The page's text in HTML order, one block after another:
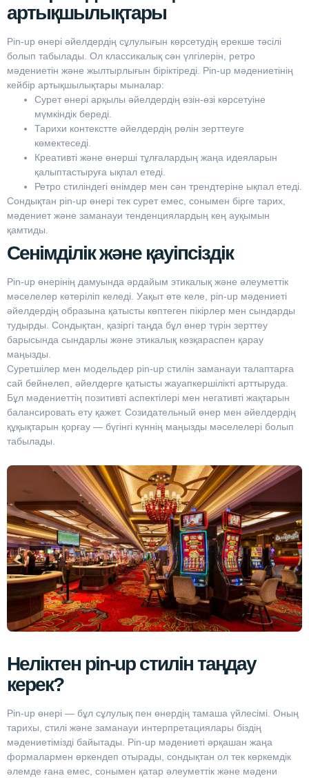
артықшылықтары
Pin-up өнері әйелдердің сұлулығын көрсетудің ерекше тәсілі
болып табылады. Ол классикалық сән үлгілерін, ретро
мәдениетін және жылтырлығын біріктіреді. Pin-up мәдениетінің
кейбір артықшылықтары мыналар:
Сурет өнері арқылы әйелдердің өзін-өзі көрсетуіне
мүмкіндік береді.
Тарихи контекстте әйелдердің рөлін зерттеуге
көмектеседі.
Креативті және өнерші тұлғалардың жаңа идеяларын
қалыптастыруға ықпал етеді.
Ретро стиліндегі өнімдер мен сән трендтеріне ықпал етеді.
Сондықтан pin-up өнері тек сурет емес, сонымен бірге тарих,
мәдениет және заманауи тенденциялардың кең ауқымын
қамтиды.
Сенімділік және қауіпсіздік
Pin-up өнерінің дамуында әрдайым этикалық және әлеуметтік
мәселелер көтеріліп келеді. Уақыт өте келе, pin-up мәдениеті
әйелдердің образына қатысты көптеген пікірлер мен сындарды
тудырды. Сондықтан, қазіргі таңда бұл өнер түрін зерттеу
барысында сындарлы және этикалық көзқараспен қарау
маңызды.
Суретшілер мен модельдер pin-up стилін заманауи талаптарға
сай бейнелеп, әйелдерге қатысты жауапкершілікті арттыруда.
Бұл мәдениеттің позитивті аспектілері мен негативті жақтарын
балансировать ету қажет. Созидательный өнер мен әйелдердің
құқықтарын қорғау — бүгінгі күннің маңызды мәселелері болып
табылады.
Неліктен pin-up стилін таңдау
керек?
Pin-up өнері — бұл сұлулық пен өнердің тамаша үйлесімі. Оның
тарихы, стилі және заманауи интерпретациялары біздің
мәдениетімізді байытады. Pin-up мәдениеті әрқашан жаңа
формалармен өркендеп отырады, сондықтан ол тек көркемдік
әлемде ғана емес, сонымен қатар әлеуметтік және мәдени